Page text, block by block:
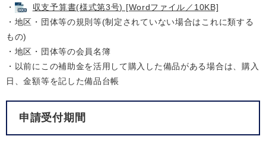
・
収支予算書(様式第3号) [Wordファイル／10KB]
・地区・団体等の規則等(制定されていない場合はこれに類する
もの)
・地区・団体等の会員名簿
・以前にこの補助金を活用して購入した備品がある場合は、購入
日、金額等を記した備品台帳
申請受付期間